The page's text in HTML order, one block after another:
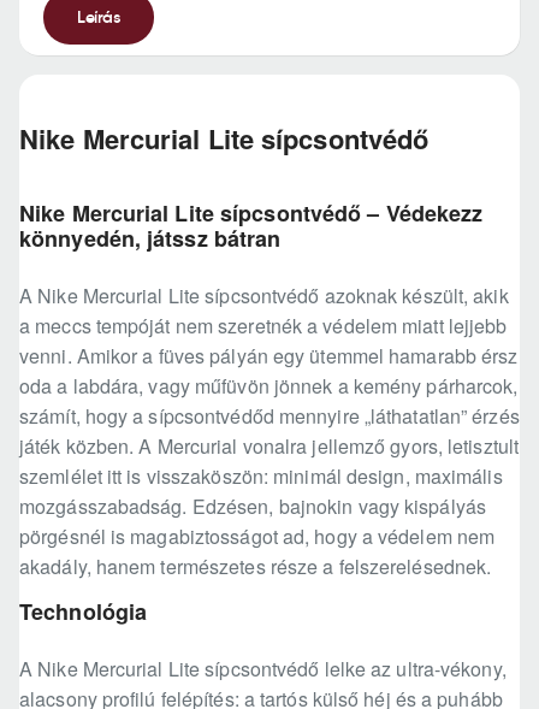
Leírás
Nike Mercurial Lite sípcsontvédő
Nike Mercurial Lite sípcsontvédő – Védekezz
könnyedén, játssz bátran
A Nike Mercurial Lite sípcsontvédő azoknak készült, akik
a meccs tempóját nem szeretnék a védelem miatt lejjebb
venni. Amikor a füves pályán egy ütemmel hamarabb érsz
oda a labdára, vagy műfüvön jönnek a kemény párharcok,
számít, hogy a sípcsontvédőd mennyire „láthatatlan” érzés
játék közben. A Mercurial vonalra jellemző gyors, letisztult
szemlélet itt is visszaköszön: minimál design, maximális
mozgásszabadság. Edzésen, bajnokin vagy kispályás
pörgésnél is magabiztosságot ad, hogy a védelem nem
akadály, hanem természetes része a felszerelésednek.
Technológia
A Nike Mercurial Lite sípcsontvédő lelke az ultra-vékony,
alacsony profilú felépítés: a tartós külső héj és a puhább